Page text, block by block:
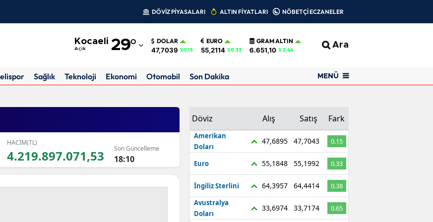
DÖVİZ PİYASALARI ALTIN FİYATLARI NÖBETÇİ ECZANELER
Kocaeli
Açık 29°
Adıyaman
Ankara
Antalya
DOLAR
47,7039 %0.15
EURO
55,2114 %0.33
GRAM ALTIN
6.651,10 % 2,44 Ara
Sağlık Teknoloji Ekonomi Otomobil Son Dakika MENÜ
HACİM(TL)
4.219.897.071,53 Son Güncelleme
18:10
Döviz Alış Satış Fark
Amerikan
Doları
47,6895 47,7043 0.15
Euro 55,1848 55,1992 0.33
İngiliz Sterlini 64,3957 64,4414
0.38
Avustralya
Doları
33,6974 33,7174 0.65